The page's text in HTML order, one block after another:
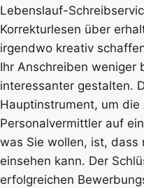
Lebenslauf-
Korrekturlesen über
irgendwo kreativ
Ihr Anschreiben weniger
interessanter gestalten.
Hauptinstrument, um
Personalvermittler auf
was Sie wollen, ist, dass
einsehen kann. Der
erfolgreichen